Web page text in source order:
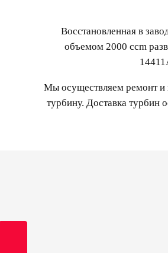
Восстановленная в
объемом 2000 ccm
Мы осуществляем ремонт и
турбину. Доставка турбин